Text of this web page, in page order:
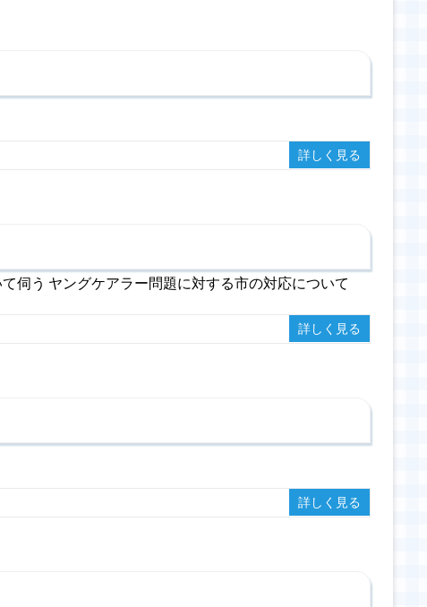
詳しく見る
伺う ヤングケアラー問題に対する市の対応について
詳しく見る
詳しく見る